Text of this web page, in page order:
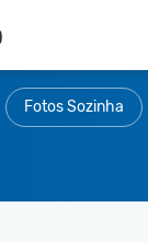
Fotos Sozinha